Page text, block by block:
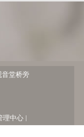
音堂桥旁
理中心|